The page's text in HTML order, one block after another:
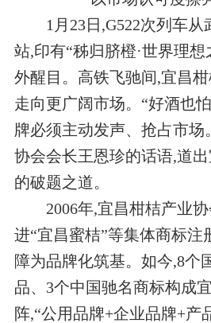
1月23日,G522次列车从
站,印有“秭归脐橙·世界理
外醒目。高铁飞驰间,宜昌
走向更广阔市场。“好酒也
牌必须主动发声、抢占市场
协会会长王恩珍的话语,道
的破题之道。
2006年,宜昌柑桔产业协
进“宜昌蜜桔”等集体商标注
障为品牌化筑基。如今,8个
品、3个中国驰名商标构成
阵,“公用品牌+企业品牌+产